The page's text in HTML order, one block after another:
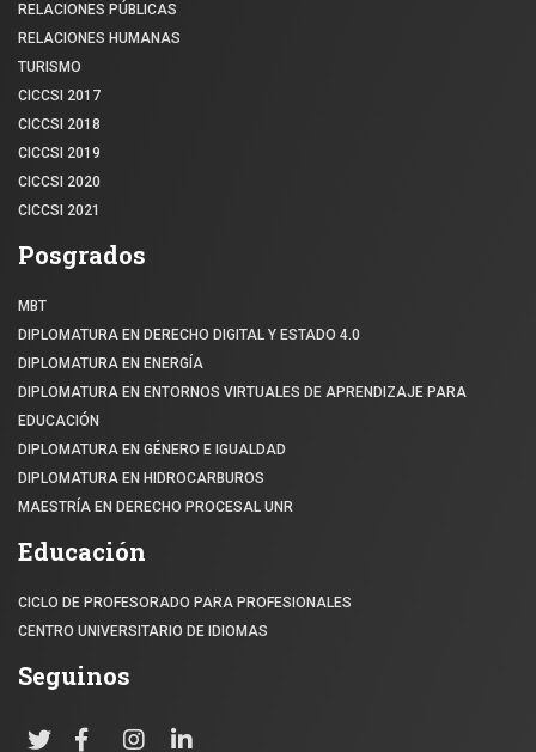
RELACIONES PÚBLICAS
RELACIONES HUMANAS
TURISMO
CICCSI 2017
CICCSI 2018
CICCSI 2019
CICCSI 2020
CICCSI 2021
Posgrados
MBT
DIPLOMATURA EN DERECHO DIGITAL Y ESTADO 4.0
DIPLOMATURA EN ENERGÍA
DIPLOMATURA EN ENTORNOS VIRTUALES DE APRENDIZAJE PARA
EDUCACIÓN
DIPLOMATURA EN GÉNERO E IGUALDAD
DIPLOMATURA EN HIDROCARBUROS
MAESTRÍA EN DERECHO PROCESAL UNR
Educación
CICLO DE PROFESORADO PARA PROFESIONALES
CENTRO UNIVERSITARIO DE IDIOMAS
Seguinos